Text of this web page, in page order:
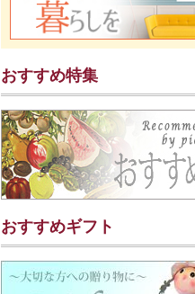
おすすめ特集
おすすめギフト